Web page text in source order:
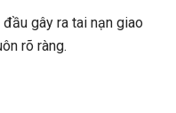
gây ra tai nạn giao
rõ ràng.